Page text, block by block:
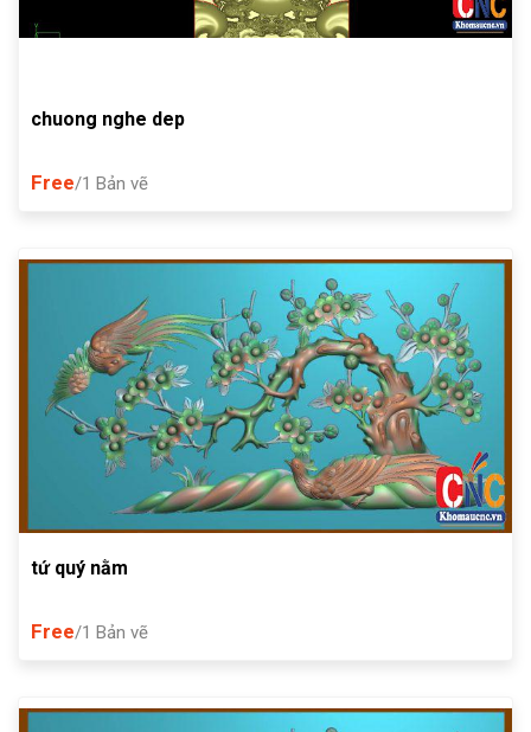
chuong nghe dep
Free/1 Bản vẽ
tứ quý nằm
Free/1 Bản vẽ